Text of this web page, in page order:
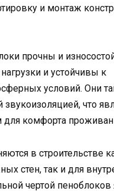
и монтаж
прочны и
и устойчивы к
условий. Они
что
комфорта
в строительстве
стен, так и для
чертой пеноблоков